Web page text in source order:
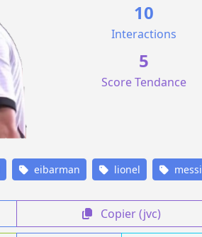
10
Interactions
5
Score Tendance
eibarman lionel messi
Copier (jvc)